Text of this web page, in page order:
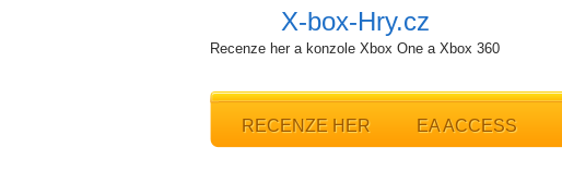
X-box-Hry.cz
Recenze her a konzole Xbox One a Xbox 360
RECENZE HER EA ACCESS